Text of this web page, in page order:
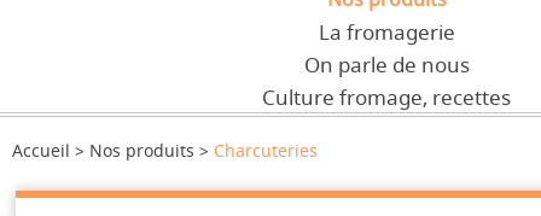
La fromagerie
On parle de nous
Culture fromage, recettes
Accueil Nos produits Charcuteries